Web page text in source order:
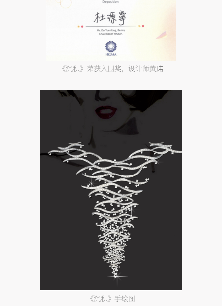
《沉积》荣获入围奖，设计师黄玮
《沉积》手绘图